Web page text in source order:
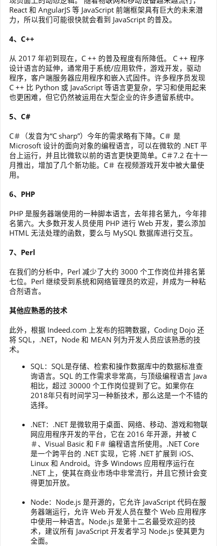
React 和 AngularJS 等 JavaScript 前端框架具有巨大的未来潜
力，所以我们可能很快就会看到 JavaScript 的普及。
4、C++
从 2017 年初到现在，C ++ 的普及程度有所降低。 C ++ 程序
设计语言的延伸，通常用于系统/应用软件，游戏开发，驱动
程序，客户端服务器应用程序和嵌入式固件。许多程序员发现
C ++ 比 Python 或 JavaScript 等语言更复杂，学习和使用起来
也更困难，但它仍然被运用在大型企业的许多遗留系统中。
5、C#
C＃（发音为“C sharp”）今年的需求略有下降。C＃ 是
Microsoft 设计的面向对象的编程语言，可以在微软的 .NET 平
台上运行，并且比微软以前的语言更快更简单。C＃7.2 在十一
月推出，增加了几个新功能。C＃ 在视频游戏开发中被大量使
用。
6、PHP
PHP 是服务器端使用的一种脚本语言，去年排名第九，今年排
名第六。大多数开发人员使用 PHP 进行 Web 开发，要么添加
HTML 无法处理的函数，要么与 MySQL 数据库进行交互。
7、Perl
在我们的分析中，Perl 减少了大约 3000 个工作岗位并排名第
七位。Perl 继续受到系统和网络管理员的欢迎，并成为一种粘
合剂语言。
其他应熟悉的技术
此外，根据 Indeed.com 上发布的招聘数据，Coding Dojo 还
将 SQL，.NET，Node 和 MEAN 列为开发人员应该熟悉的技
术。
SQL：SQL是存储、检索和操作数据库中的数据标准查
询语言。SQL 的工作需求非常高，与顶级编程语言 Java
相比，超过 30000 个工作岗位提到了它。如果你在
2018年只有时间学习一种新技术，那么这是一个不错的
选择。
.NET：.NET 是微软用于桌面、网络、移动、游戏和物联
网应用程序开发的平台，它在 2016 年开源，并被 C
＃、Visual Basic 和 F＃ 编程语言所使用。.NET Core
是一个跨平台的 .NET 实现，它将 .NET 扩展到 iOS、
Linux 和 Android。许多 Windows 应用程序运行在
.NET 上，使其在商业市场中非常流行，并且它预计会变
得更加开放。
Node：Node.js 是开源的，它允许 JavaScript 代码在服
务器端运行，允许 Web 开发人员在整个 Web 应用程序
中使用一种语言。Node.js 是第十二名最受欢迎的技
术，建议所有 JavaScript 开发者学习 Node.js 使其更为
全面。